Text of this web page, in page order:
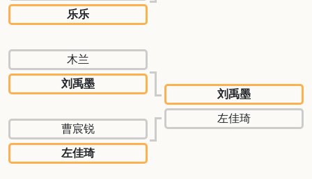
乐乐
木兰
刘禹墨
曹宸锐
左佳琦
刘禹墨
左佳琦